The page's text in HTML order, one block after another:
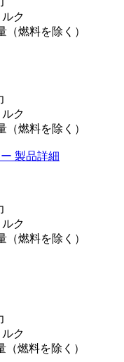
ク
（燃料を除く）
ク
（燃料を除く）
製品詳細
ク
（燃料を除く）
ク
（燃料を除く）